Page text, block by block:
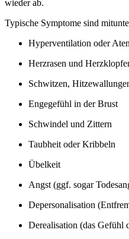
wieder ab.
Typische Symptome sind
Hyperventilation oder
Herzrasen und
Schwitzen,
Engegefühl in der Brust
Schwindel und Zittern
Taubheit oder Kribbeln
Übelkeit
Angst (ggf. sogar
Depersonalisation
Derealisation (das